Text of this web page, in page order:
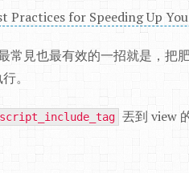
Practices for Speeding Up
見也最有效的一招就是，把
。
丟到 view